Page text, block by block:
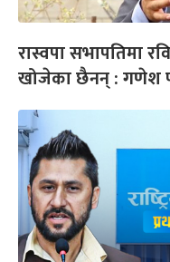
रास्वपा सभापतिमा
खोजेका छैनन् : गणेश